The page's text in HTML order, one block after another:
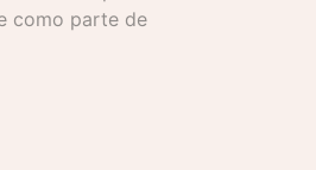
como parte de